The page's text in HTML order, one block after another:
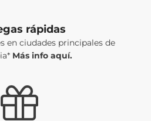
rápidas
en ciudades principales de
Más info aquí.